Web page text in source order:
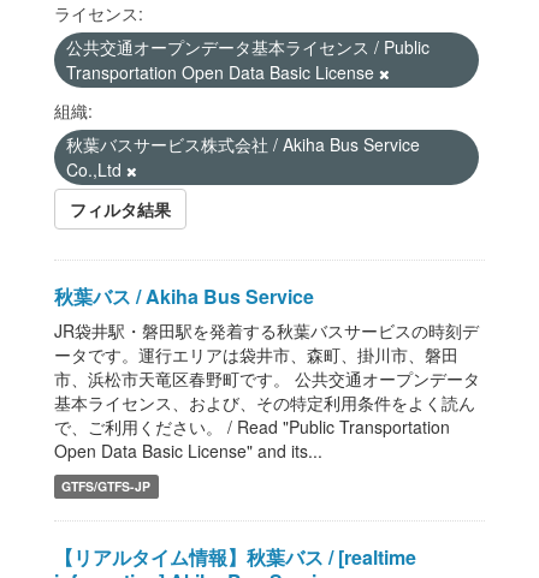
ライセンス:
公共交通オープンデータ基本ライセンス / Public
Transportation Open Data Basic License
組織:
秋葉バスサービス株式会社 / Akiha Bus Service
Co.,Ltd
フィルタ結果
秋葉バス / Akiha Bus Service
JR袋井駅・磐田駅を発着する秋葉バスサービスの時刻デ
ータです。運行エリアは袋井市、森町、掛川市、磐田
市、浜松市天竜区春野町です。 公共交通オープンデータ
基本ライセンス、および、その特定利用条件をよく読ん
で、ご利用ください。 / Read "Public Transportation
Open Data Basic License" and its...
GTFS/GTFS-JP
【リアルタイム情報】秋葉バス / [realtime